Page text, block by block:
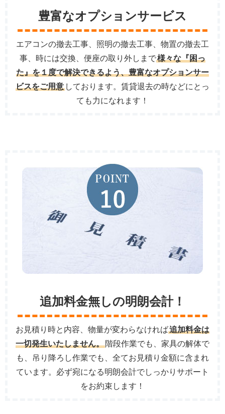
豊富なオプションサービス
エアコンの撤去工事、照明の撤去工事、物置の撤去工
事、時には交換、便座の取り外しまで様々な『困っ
た』を１度で解決できるよう、豊富なオプションサー
ビスをご用意 しております。賃貸退去の時などにとっ
ても力になれます！
追加料金無しの明朗会計！
お見積り時と内容、物量が変わらなければ追加料金は
一切発生いたしません。 階段作業でも、家具の解体で
も、吊り降ろし作業でも、全てお見積り金額に含まれ
ています。必ず宛になる明朗会計でしっかりサポート
をお約束します！